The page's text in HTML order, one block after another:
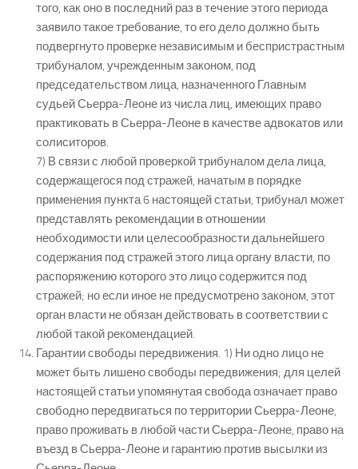
того, как оно в последний раз в течение этого периода
заявило такое требование, то его дело должно быть
подвергнуто проверке независимым и беспристрастным
трибуналом, учрежденным законом, под
председательством лица, назначенного Главным
судьей Сьерра-Леоне из числа лиц, имеющих право
практиковать в Сьерра-Леоне в качестве адвокатов или
солиситоров.
7) В связи с любой проверкой трибуналом дела лица,
содержащегося под стражей, начатым в порядке
применения пункта 6 настоящей статьи, трибунал может
представлять рекомендации в отношении
необходимости или целесообразности дальнейшего
содержания под стражей этого лица органу власти, по
распоряжению которого это лицо содержится под
стражей; но если иное не предусмотрено законом, этот
орган власти не обязан действовать в соответствии с
любой такой рекомендацией.
Гарантии свободы передвижения. 1) Ни одно лицо не
может быть лишено свободы передвижения; для целей
настоящей статьи упомянутая свобода означает право
свободно передвигаться по территории Сьерра-Леоне,
право проживать в любой части Сьерра-Леоне, право на
въезд в Сьерра-Леоне и гарантию против высылки из